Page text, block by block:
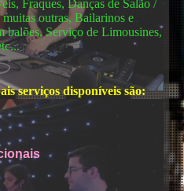
Fraques, Danças de Salão /
outras, Bailarinos e
balões, Serviço de Limousines,
serviços disponíveis são: